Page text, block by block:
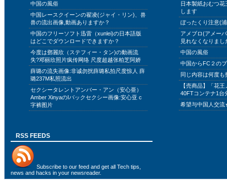
中国の風俗
中国レースクイーンの翟凌(ジャイ・リン)、兽
兽の流出画像,動画ありますか？
中国のフリーソフト迅雷（xunlei)の日本語版
はどこでダウンロードできますか？
今度は鄧麗欣（ステフィー・タン)の動画流
失?邓丽欣照片疯传网络 尺度超越张柏芝阿娇
薛璐の流失画像:非诚勿扰薛璐私拍尺度惊人 薛
璐237M私照流出
セクシータレントアンバー・アン（安心亜）
Amber XinyaのIバックセクシー画像:安心亚 c
字裤图片
日本製紙おむつ
します
ぼったくり注意(
アメブロ(アメー
見れなくなりまし
中国の風俗
中国からFC２の
同じ内容は何度
【売商品】「花
40FTコンテナ1台
希望与中国人交
RSS FEEDS
Subscribe to our feed and get all Tech tips,
news and hacks in your newsreader.